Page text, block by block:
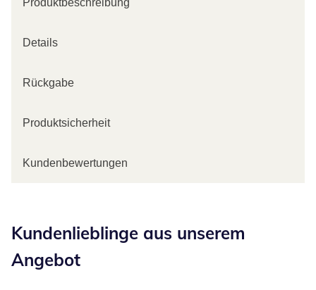
Produktbeschreibung
Details
Rückgabe
Produktsicherheit
Kundenbewertungen
Kundenlieblinge aus unserem
Angebot